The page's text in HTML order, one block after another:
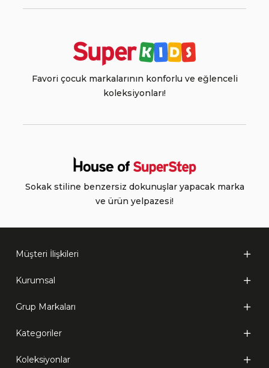
Favori çocuk markalarının konforlu ve eğlenceli
koleksiyonları!
Sokak stiline benzersiz dokunuşlar yapacak marka
ve ürün yelpazesi!
Müşteri İlişkileri
Kurumsal
Grup Markaları
Kategoriler
Koleksiyonlar